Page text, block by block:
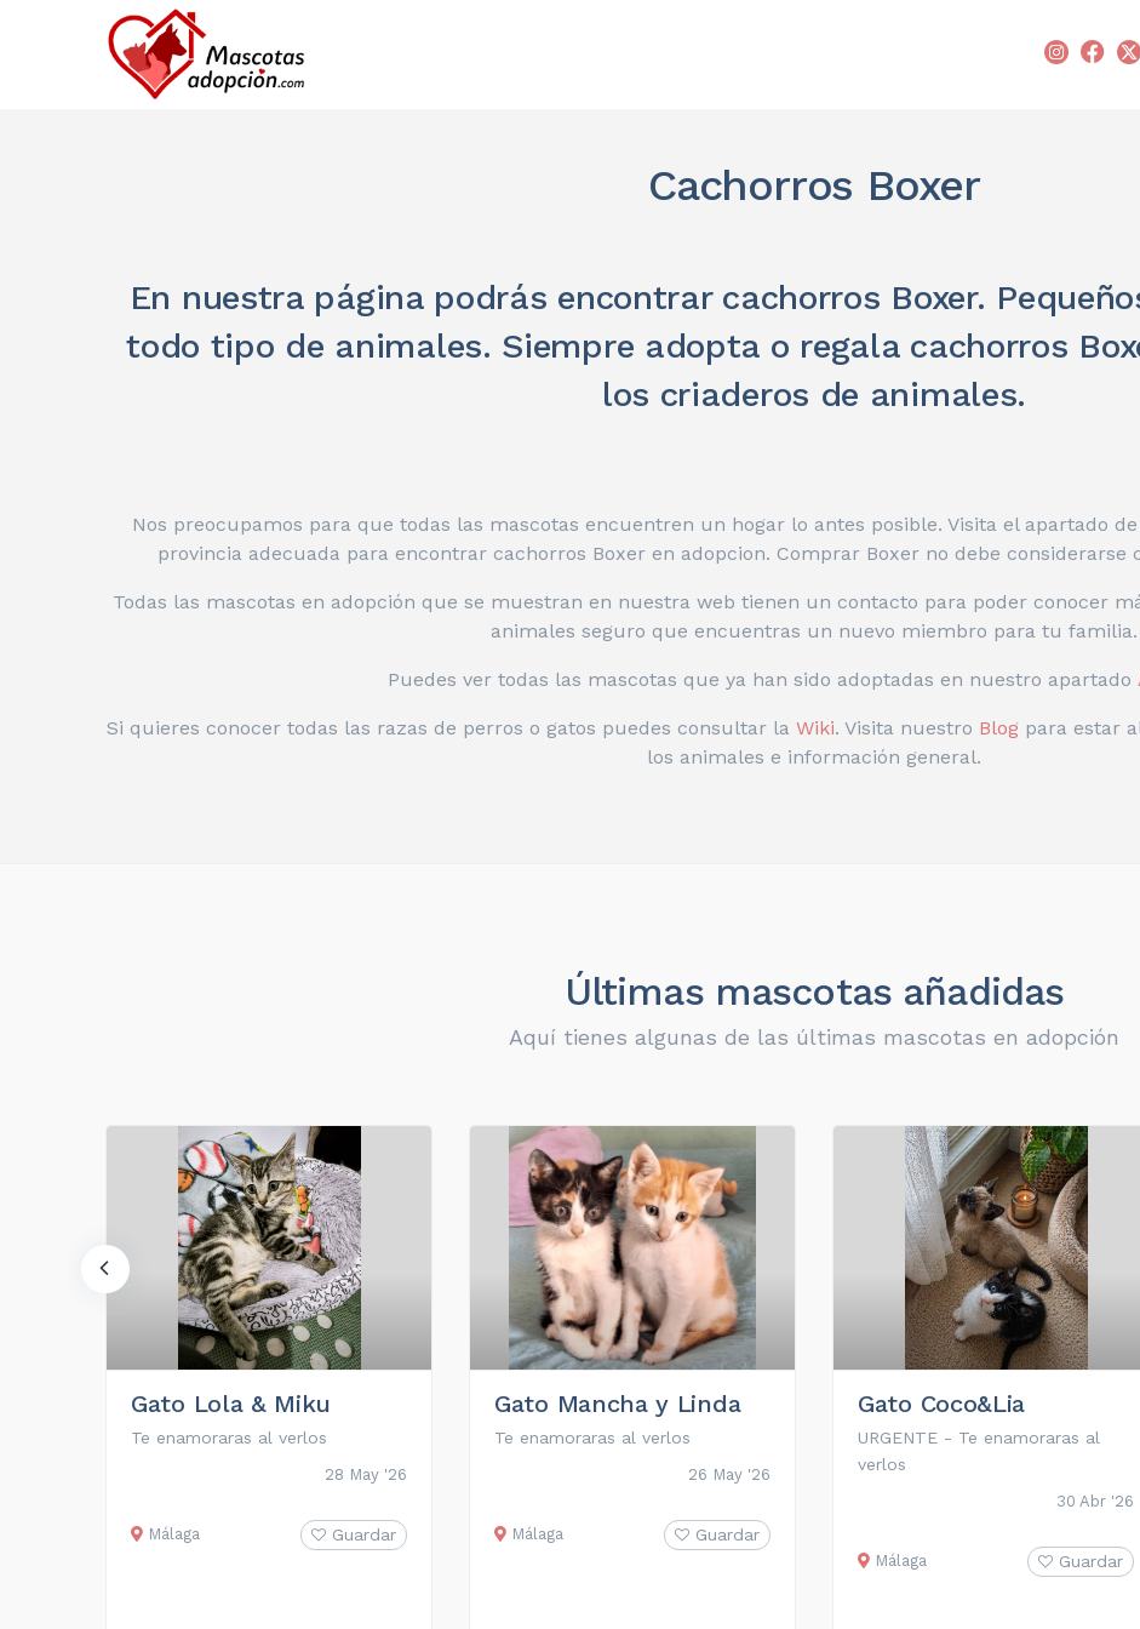
Cachorros Boxer
En nuestra página podrás encontrar cachorros Boxer.
todo tipo de animales. Siempre adopta o regala cachorros
los criaderos de animales.
Nos preocupamos para que todas las mascotas encuentren un hogar lo antes posible. Visita el apartado de
provincia adecuada para encontrar cachorros Boxer en adopcion. Comprar Boxer no debe considerarse
Todas las mascotas en adopción que se muestran en nuestra web tienen un contacto para poder conocer
animales seguro que encuentras un nuevo miembro para tu familia.
Puedes ver todas las mascotas que ya han sido adoptadas en nuestro apartado
Si quieres conocer todas las razas de perros o gatos puedes consultar la Wiki. Visita nuestro Blog para estar
los animales e información general.
Últimas mascotas añadidas
Aquí tienes algunas de las últimas mascotas en adopción
Gato Lola & Miku
Te enamoraras al verlos
28 May '26
Málaga Guardar
Gato Mancha y Linda
Te enamoraras al verlos
26 May '26
Málaga Guardar
Gato Coco&Lia
URGENTE - Te enamoraras al
verlos
30 Abr '26
Málaga Guardar